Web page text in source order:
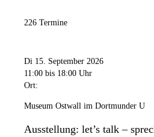
226 Termine
Di 15. September 2026
11:00 bis 18:00 Uhr
Ort:
Museum Ostwall im Dortmunder U
Ausstellung: let’s talk –